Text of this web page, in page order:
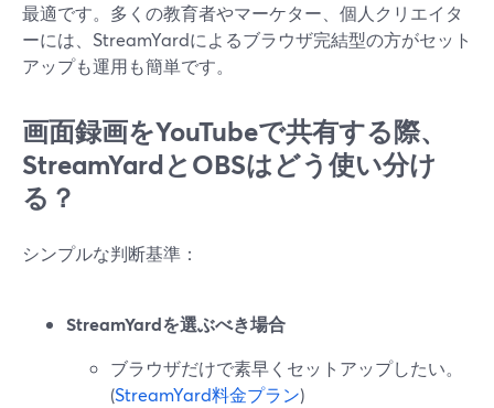
最適です。多くの教育者やマーケター、個人クリエイタ
ーには、StreamYardによるブラウザ完結型の方がセット
アップも運用も簡単です。
画面録画をYouTubeで共有する際、
StreamYardとOBSはどう使い分け
る？
シンプルな判断基準：
StreamYardを選ぶべき場合
ブラウザだけで素早くセットアップしたい。
(StreamYard料金プラン)